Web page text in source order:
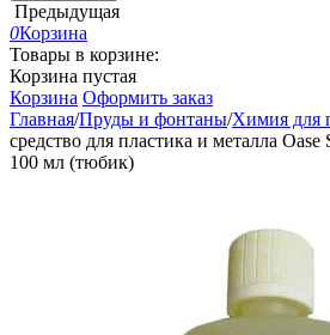
Предыдущая
0Корзина
Товары в корзине:
Корзина пустая
Корзина Оформить заказ
Главная/Пруды и фонтаны/Химия для
средство для пластика и металла
100 мл (тюбик)